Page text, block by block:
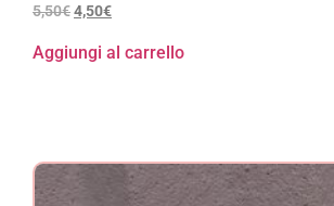
5,50€4,50€
Aggiungi al carrello